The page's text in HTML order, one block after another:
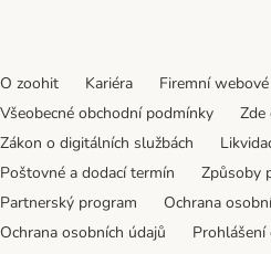
O zoohit Kariéra Firemní
Všeobecné obchodní podmínky
Zákon o digitálních službách
Poštovné a dodací termín
Způsoby
Partnerský program
Ochrana
Ochrana osobních údajů